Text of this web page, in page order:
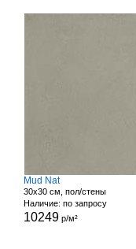
Mud Nat
30x30 см, пол/стены
Наличие: по запросу
10249 р/м²